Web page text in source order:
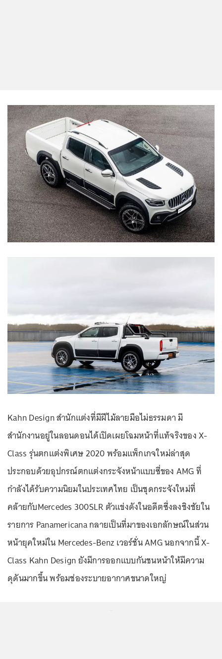
Kahn Design สำนักแต่งที่มีฝีไม้ลายมือไม่ธรรมดา มี
สำนักงานอยู่ในลอนดอนได้เปิดเผยโฉมหน้าที่แท้จริงของ X-
Class รุ่นตกแต่งพิเศษ 2020 พร้อมแพ็กเกจใหม่ล่าสุด
ประกอบด้วยอุปกรณ์ตกแต่งกระจังหน้าแบบซี่ของ AMG ที่
กำลังได้รับความนิยมในประเทศไทย เป็นชุดกระจังใหม่ที่
คล้ายกับMercedes 300SLR ตัวแข่งดังในอดีตซึ่งลงชิงชัยใน
รายการ Panamericana กลายเป็นที่มาของเอกลักษณ์ในส่วน
หน้ายุคใหม่ใน Mercedes-Benz เวอร์ชั่น AMG นอกจากนี้ X-
Class Kahn Design ยังมีการออกแบบกันชนหน้าให้มีความ
ดุดันมากขึ้น พร้อมช่องระบายอากาศขนาดใหญ่